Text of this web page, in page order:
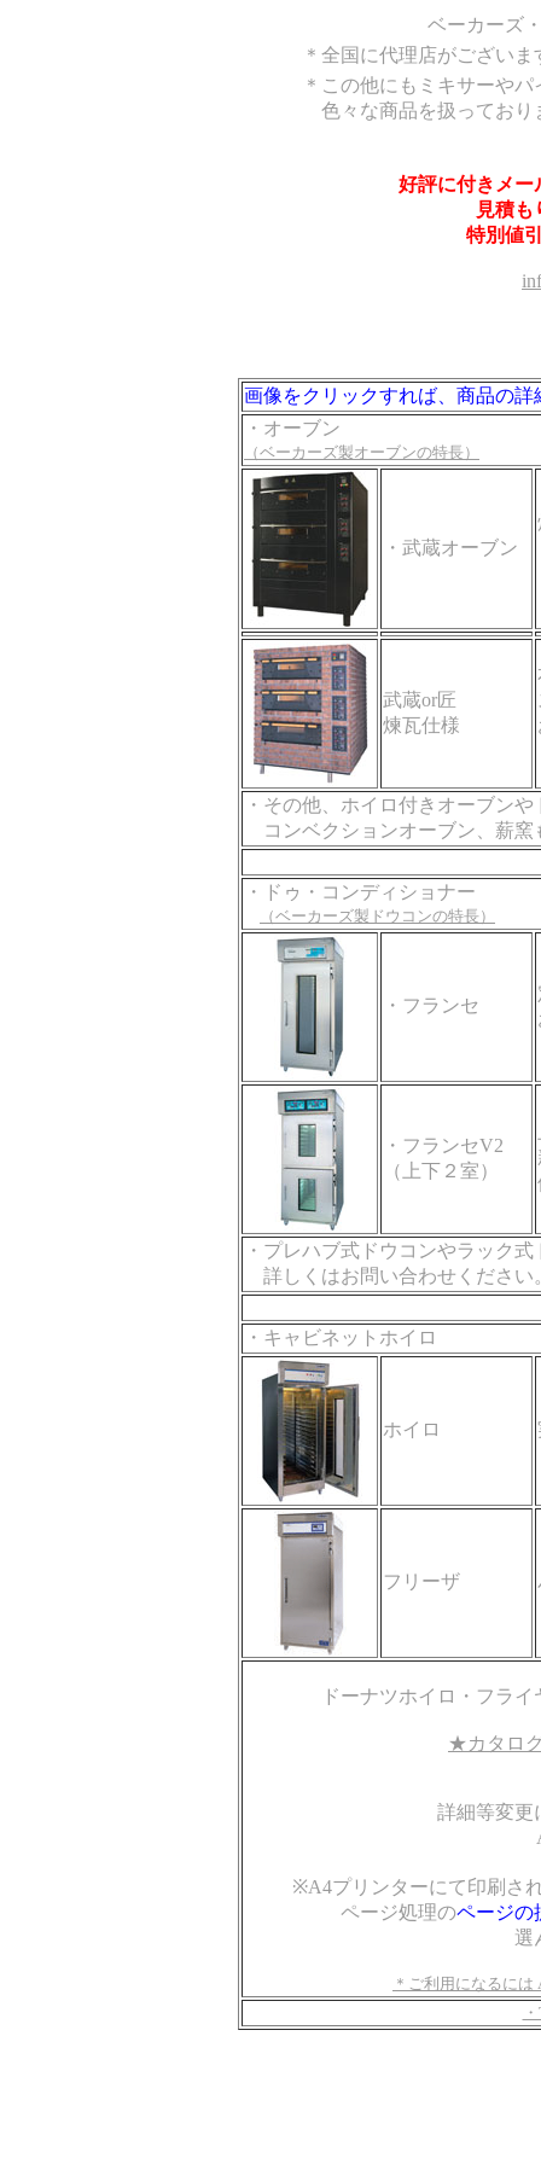
ベーカーズ
＊全国に代理店がござい
＊この他にもミキサーや
色々な商品を扱っており
好評に付きメー
見積も
特別値
画像をクリックすれば、商品の
・オーブン
（ベーカーズ製オーブンの特長）
・武蔵オーブン
武蔵or匠
煉瓦仕様
・その他、ホイロ付きオーブン
コンベクションオーブン、薪窯
・ドゥ・コンディショナー
（ベーカーズ製ドウコンの特長）
・フランセ
・フランセV2
（上下２室）
・プレハブ式ドウコンやラック
詳しくはお問い合わせください
・キャビネットホイロ
ホイロ
フリーザ
ドーナツホイロ・フラ
★カタロ
詳細等変更
※A4プリンターにて印刷さ
ページ処理のページの
選
＊ご利用になるには